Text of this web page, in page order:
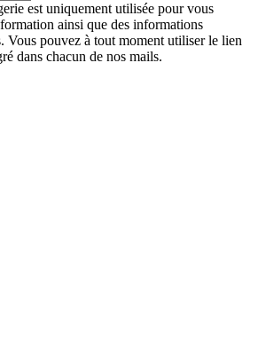
est uniquement utilisée pour vous
ainsi que des informations
Vous pouvez à tout moment utiliser le lien
dans chacun de nos mails.